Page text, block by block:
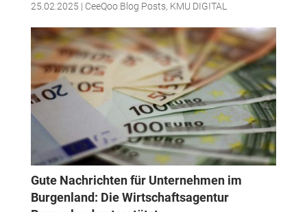
25.02.2025 | CeeQoo Blog Posts, KMU DIGITAL
Gute Nachrichten für Unternehmen im
Burgenland: Die Wirtschaftsagentur